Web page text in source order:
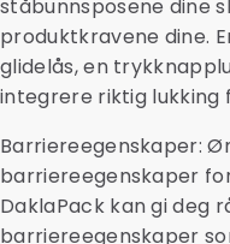
ståbunnsposene dine
produktkravene dine.
glidelås, en
integrere riktig lukking
Barriereegenskaper:
barriereegenskaper
DaklaPack kan gi deg
barriereegenskaper